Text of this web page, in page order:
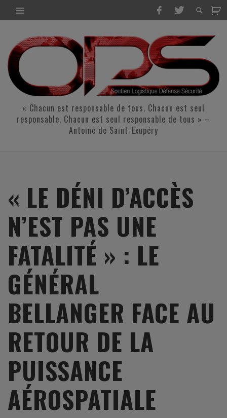
« Chacun est responsable de tous. Chacun est seul
responsable. Chacun est seul responsable de tous » –
Antoine de Saint-Exupéry
« LE DÉNI D’ACCÈS
N’EST PAS UNE
FATALITÉ » : LE
GÉNÉRAL
BELLANGER FACE AU
RETOUR DE LA
PUISSANCE
AÉROSPATIALE